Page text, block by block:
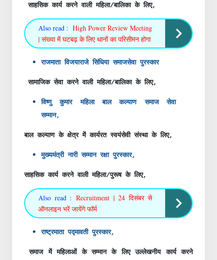
साहसिक कार्य करने वाली महिला/बालिका के लिए,
Also read : High Power Review Meeting
| संख्या में घटबढ़ के लिए थानों का परिसीमन होगा
राजमाता विजयाराजे सिंधिया समाजसेवा पुरस्कार
सामाजिक सेवा करने वाली महिला/बालिका के लिए,
विष्णु कुमार महिला बाल कल्याण समाज सेवा
सम्मान,
बाल कल्याण के क्षेत्र में कार्यरत स्वयंसेवी संस्था के लिए,
मुख्यमंत्री नारी सम्मान रक्षा पुरस्कार,
साहसिक कार्य करने वाली महिला/पुरूष के लिए,
Also read : Recruitment | 24 दिसंबर से
ऑनलाइन भरें जायेंगे फॉर्म
राष्ट्रमाता पद्मावती पुरस्कार,
समाज में महिलाओं के सम्मान के लिए उल्लेखनीय कार्य करने